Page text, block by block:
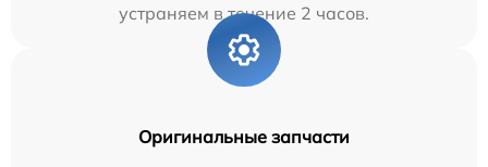
устраняем в течение 2 часов.
Оригинальные запчасти